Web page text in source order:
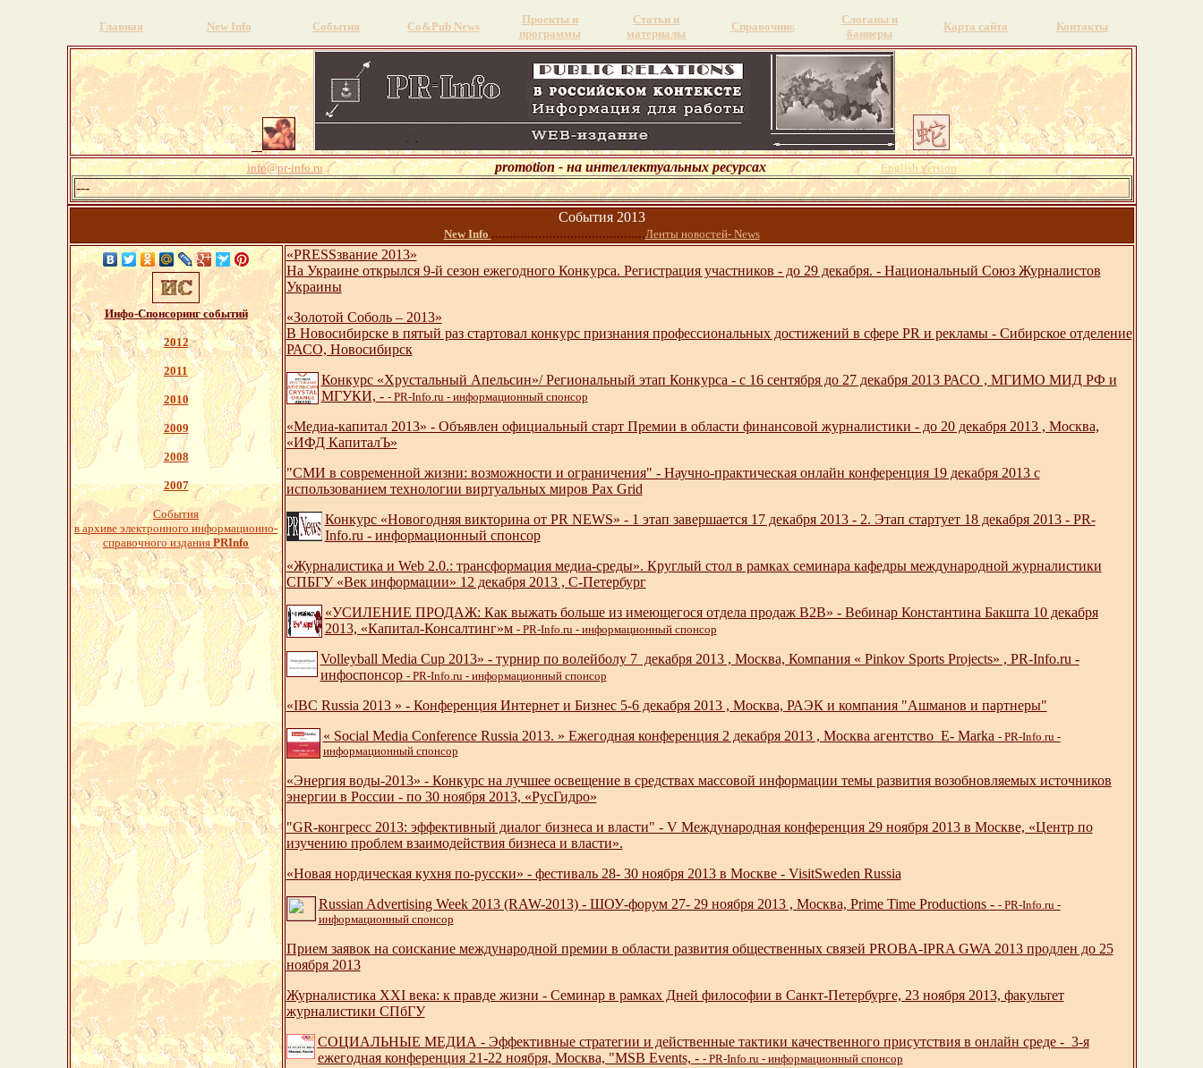
Главная New Info События Со&Pub News
Проекты и
программы
Статьи и
материалы
Справочник
Слоганы и
баннеры
Карта сайта Контакты
info@pr-info.ru promotion - на интеллектуальных ресурсах English version
---
События 2013
New Info ...........................................Ленты новостей- News
Инфо-Спонсоринг событий
2012
2011
2010
2009
2008
2007
События
в архиве электронного информационно-
справочного изданияPRInfo
«PRESSзвание 2013»
На Украине открылся 9-й сезон ежегодного Конкурса. Регистрация участников - до 29 декабря. - Национальный Союз Журналистов
Украины
«Золотой Соболь – 2013»
В Новосибирске в пятый раз стартовал конкурс признания профессиональных достижений в сфере PR и рекламы - Сибирское отделение
РАСО, Новосибирск
Конкурс «Хрустальный Апельсин»/ Региональный этап Конкурса - с 16 сентября до 27 декабря 2013 РАСО , МГИМО МИД РФ и
МГУКИ, - - PR-Info.ru - информационный спонсор
«Медиа-капитал 2013» - Объявлен официальный старт Премии в области финансовой журналистики - до 20 декабря 2013 , Москва,
«ИФД КапиталЪ»
"СМИ в современной жизни: возможности и ограничения" - Научно-практическая онлайн конференция 19 декабря 2013 с
использованием технологии виртуальных миров Pax Grid
Конкурс «Новогодняя викторина от PR NEWS» - 1 этап завершается 17 декабря 2013 - 2. Этап стартует 18 декабря 2013 - PR-
Info.ru - информационный спонсор
«Журналистика и Web 2.0.: трансформация медиа-среды». Круглый стол в рамках семинара кафедры международной журналистики
СПБГУ «Век информации» 12 декабря 2013 , С-Петербург
«УСИЛЕНИЕ ПРОДАЖ: Как выжать больше из имеющегося отдела продаж B2B» - Вебинар Константина Бакшта 10 декабря
2013, «Капитал-Консалтинг»м - PR-Info.ru - информационный спонсор
Volleyball Media Cup 2013» - турнир по волейболу 7 декабря 2013 , Москва, Компания « Pinkov Sports Projects» , PR-Info.ru -
инфоспонсор - PR-Info.ru - информационный спонсор
«IBC Russia 2013 » - Конференция Интернет и Бизнес 5-6 декабря 2013 , Москва, РАЭК и компания "Ашманов и партнеры"
« Social Media Conference Russia 2013. » Ежегодная конференция 2 декабря 2013 , Москва агентство E- Marka - PR-Info.ru -
информационный спонсор
«Энергия воды-2013» - Конкурс на лучшее освещение в средствах массовой информации темы развития возобновляемых источников
энергии в России - по 30 ноября 2013, «РусГидро»
"GR-конгресс 2013: эффективный диалог бизнеса и власти" - V Международная конференция 29 ноября 2013 в Москве, «Центр по
изучению проблем взаимодействия бизнеса и власти».
«Новая нордическая кухня по-русски» - фестиваль 28- 30 ноября 2013 в Москве - VisitSweden Russia
Russian Advertising Week 2013 (RAW-2013) - ШОУ-форум 27- 29 ноября 2013 , Москва, Prime Time Productions - - PR-Info.ru -
информационный спонсор
Прием заявок на соискание международной премии в области развития общественных связей PROBA-IPRA GWA 2013 продлен до 25
ноября 2013
Журналистика XXI века: к правде жизни - Семинар в рамках Дней философии в Санкт-Петербурге, 23 ноября 2013, факультет
журналистики СПбГУ
СОЦИАЛЬНЫЕ МЕДИА - Эффективные стратегии и действенные тактики качественного присутствия в онлайн среде - 3-я
ежегодная конференция 21-22 ноября, Москва, "MSB Events, - - PR-Info.ru - информационный спонсор